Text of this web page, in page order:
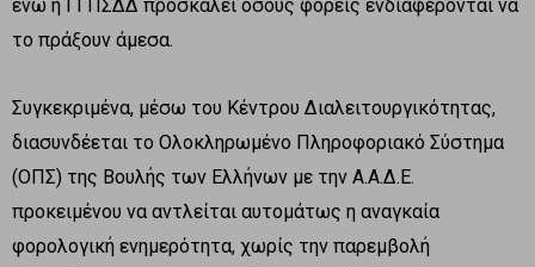
ενώ η ΓΓΠΣΔΔ προσκαλεί όσους φορείς ενδιαφέρονται να
το πράξουν άμεσα.
Συγκεκριμένα, μέσω του Κέντρου Διαλειτουργικότητας,
διασυνδέεται το Ολοκληρωμένο Πληροφοριακό Σύστημα
(ΟΠΣ) της Βουλής των Ελλήνων με την Α.Α.Δ.Ε.
προκειμένου να αντλείται αυτομάτως η αναγκαία
φορολογική ενημερότητα, χωρίς την παρεμβολή